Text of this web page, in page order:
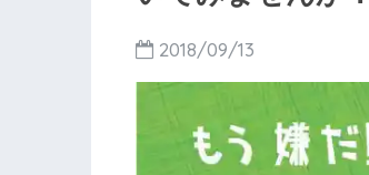
2018/09/13